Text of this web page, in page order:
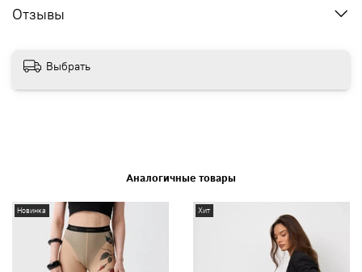
Отзывы
Выбрать
Аналогичные товары
Новинка Хит